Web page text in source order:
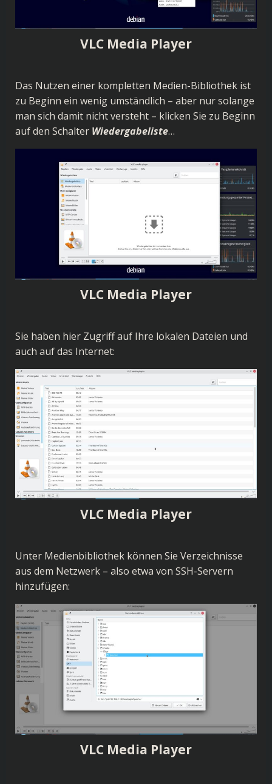
VLC Media Player
Das Nutzen einer kompletten Medien-Bibliothek ist
zu Beginn ein wenig umständlich – aber nur solange
man sich damit nicht versteht – klicken Sie zu Beginn
auf den Schalter Wiedergabeliste…
VLC Media Player
Sie haben hier Zugriff auf Ihre lokalen Dateien und
auch auf das Internet:
VLC Media Player
Unter Medienbibliothek können Sie Verzeichnisse
aus dem Netzwerk – also etwa von SSH-Servern
hinzufügen:
VLC Media Player